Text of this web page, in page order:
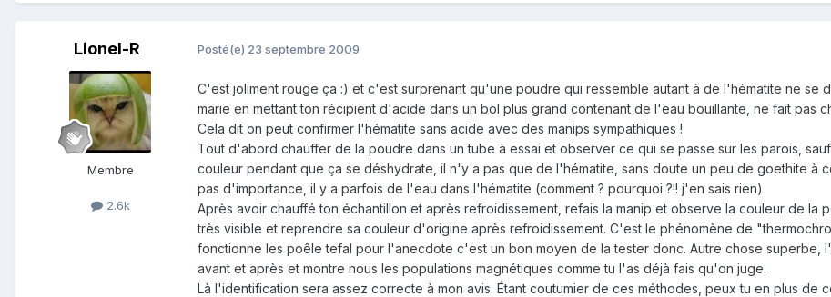
Lionel-R
Membre
2.6k
Posté(e) 23 septembre 2009
C'est joliment rouge ça :) et c'est surprenant qu'une poudre qui ressemble autant à de l'hématite ne se
marie en mettant ton récipient d'acide dans un bol plus grand contenant de l'eau bouillante, ne fait pas
Cela dit on peut confirmer l'hématite sans acide avec des manips sympathiques !
Tout d'abord chauffer de la poudre dans un tube à essai et observer ce qui se passe sur les parois,
couleur pendant que ça se déshydrate, il n'y a pas que de l'hématite, sans doute un peu de goethite à
pas d'importance, il y a parfois de l'eau dans l'hématite (comment ? pourquoi ?!! j'en sais rien)
Après avoir chauffé ton échantillon et après refroidissement, refais la manip et observe la couleur de la
très visible et reprendre sa couleur d'origine après refroidissement. C'est le phénomène de
fonctionne les poêle tefal pour l'anecdote c'est un bon moyen de la tester donc. Autre chose superbe,
avant et après et montre nous les populations magnétiques comme tu l'as déjà fais qu'on juge.
Là l'identification sera assez correcte à mon avis. Étant coutumier de ces méthodes, peux tu en plus de